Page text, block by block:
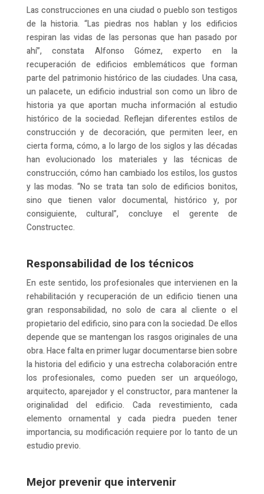
Las construcciones en una ciudad o pueblo son testigos
de la historia. “Las piedras nos hablan y los edificios
respiran las vidas de las personas que han pasado por
ahí”, constata Alfonso Gómez, experto en la
recuperación de edificios emblemáticos que forman
parte del patrimonio histórico de las ciudades. Una casa,
un palacete, un edificio industrial son como un libro de
historia ya que aportan mucha información al estudio
histórico de la sociedad. Reflejan diferentes estilos de
construcción y de decoración, que permiten leer, en
cierta forma, cómo, a lo largo de los siglos y las décadas
han evolucionado los materiales y las técnicas de
construcción, cómo han cambiado los estilos, los gustos
y las modas. “No se trata tan solo de edificios bonitos,
sino que tienen valor documental, histórico y, por
consiguiente, cultural”, concluye el gerente de
Constructec.
Responsabilidad de los técnicos
En este sentido, los profesionales que intervienen en la
rehabilitación y recuperación de un edificio tienen una
gran responsabilidad, no solo de cara al cliente o el
propietario del edificio, sino para con la sociedad. De ellos
depende que se mantengan los rasgos originales de una
obra. Hace falta en primer lugar documentarse bien sobre
la historia del edificio y una estrecha colaboración entre
los profesionales, como pueden ser un arqueólogo,
arquitecto, aparejador y el constructor, para mantener la
originalidad del edificio. Cada revestimiento, cada
elemento ornamental y cada piedra pueden tener
importancia, su modificación requiere por lo tanto de un
estudio previo.
Mejor prevenir que intervenir